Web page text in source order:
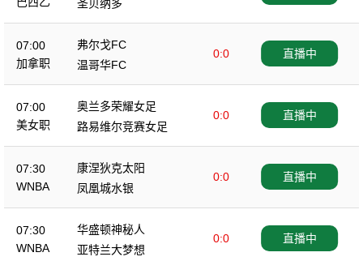
圣贝纳多
07:00
加拿职
弗尔戈FC
0:0
温哥华FC
直播中
07:00
美女职
奥兰多荣耀女足
0:0
路易维尔竞赛女足
直播中
07:30
WNBA
康涅狄克太阳
0:0
凤凰城水银
直播中
07:30
WNBA
华盛顿神秘人
0:0
亚特兰大梦想
直播中